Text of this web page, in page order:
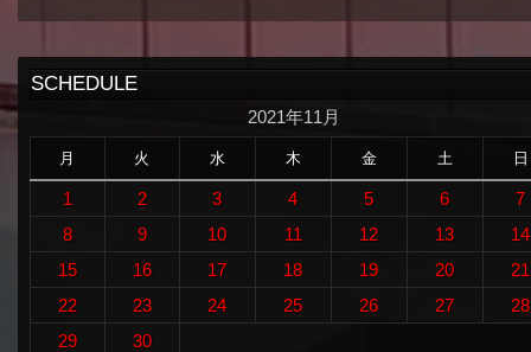
SCHEDULE
2021年11月
月 火 水 木 金 土 日
1 2 3 4 5 6
7
8
9 10 11 12 13
14
15
16 17 18 19 20
21
22
23 24 25 26 27
28
29
30